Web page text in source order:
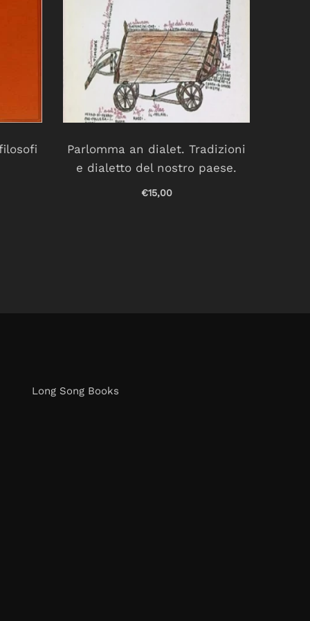
Parlomma an dialet. Tradizioni
e dialetto del nostro paese.
€15,00
Long Song Books